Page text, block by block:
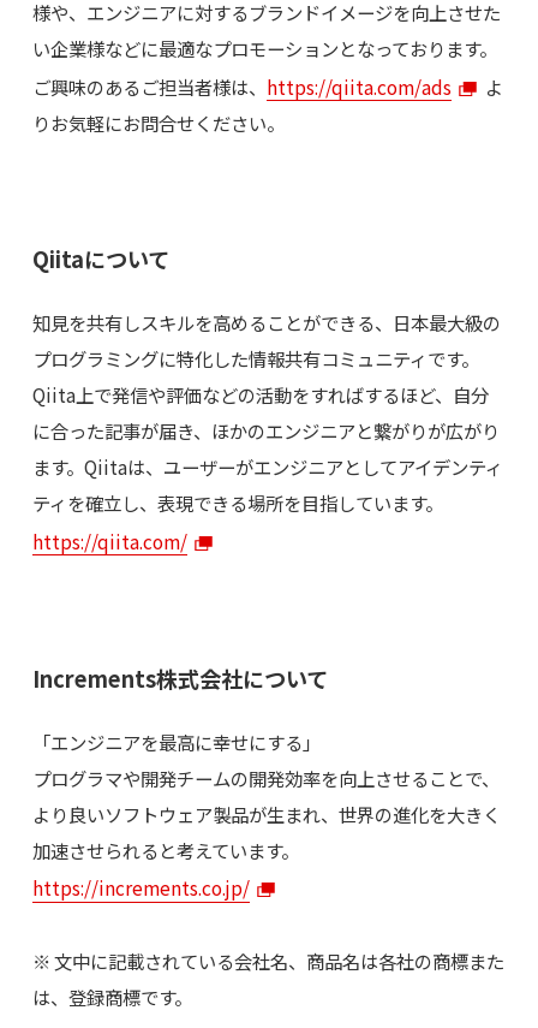
様や、エンジニアに対するブランドイメージを向上させた
い企業様などに最適なプロモーションとなっております。
ご興味のあるご担当者様は、 https://qiita.com/ads
よ
りお気軽にお問合せください。
Qiitaについて
知見を共有しスキルを高めることができる、日本最大級の
プログラミングに特化した情報共有コミュニティです。
Qiita上で発信や評価などの活動をすればするほど、自分
に合った記事が届き、ほかのエンジニアと繋がりが広がり
ます。Qiitaは、ユーザーがエンジニアとしてアイデンティ
ティを確立し、表現できる場所を目指しています。
https://qiita.com/
Increments株式会社について
「エンジニアを最高に幸せにする」
プログラマや開発チームの開発効率を向上させることで、
より良いソフトウェア製品が生まれ、世界の進化を大きく
加速させられると考えています。
https://increments.co.jp/
※ 文中に記載されている会社名、商品名は各社の商標また
は、登録商標です。